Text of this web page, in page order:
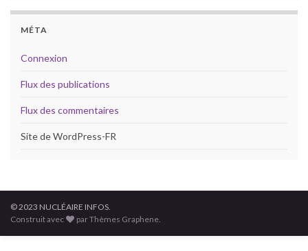
MÉTA
Connexion
Flux des publications
Flux des commentaires
Site de WordPress-FR
© 2023 NUCLÉAIRE INFOS.
Construit avec
par Thèmes Graphene.